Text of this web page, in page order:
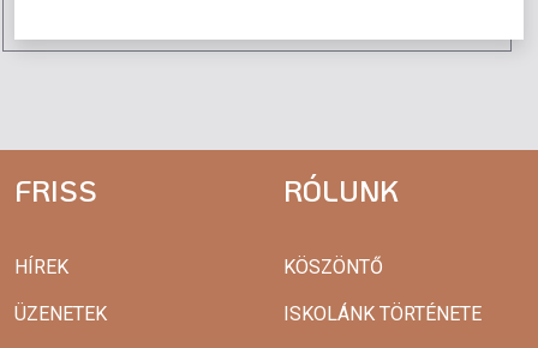
FRISS
HÍREK
ÜZENETEK
RÓLUNK
KÖSZÖNTŐ
ISKOLÁNK TÖRTÉNETE